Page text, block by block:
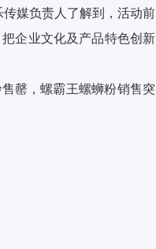
媒负责人了解到，活动前
企业文化及产品特色创新
罄，螺霸王螺蛳粉销售突